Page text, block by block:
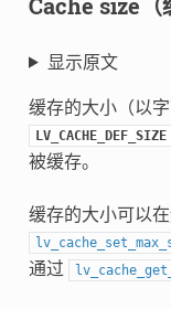
显示原文
缓存的大小（以
LV_CACHE_DEF_SIZE
被缓存。
缓存的大小可以
通过